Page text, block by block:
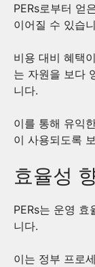
PERs로부터 얻
이어질 수 있습
비용 대비 혜택
는 자원을 보다
니다.
이를 통해 유익
이 사용되도록
효율성
PERs는 운영
니다.
이는 정부 프로